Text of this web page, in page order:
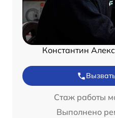
Константин
Стаж работы
Выполнено